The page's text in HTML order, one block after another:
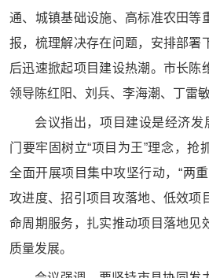
通、城镇基础设施、高标准农田等
报，梳理解决存在问题，安排部署
后迅速掀起项目建设热潮。市长陈
领导陈红阳、刘兵、李海潮、丁雷敏
会议指出，项目建设是经济发
门要牢固树立“项目为王”理念，抢
全面开展项目集中攻坚行动，“两
攻进度、招引项目攻落地、低效项
命周期服务，扎实推动项目落地见
质量发展。